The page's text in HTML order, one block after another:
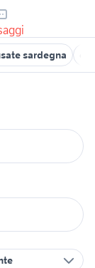
sardegna